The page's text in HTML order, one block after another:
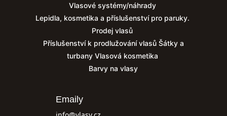
Vlasové systémy/náhrady
Lepidla, kosmetika a příslušenství pro paruky.
Prodej vlasů
Příslušenství k prodlužování vlasů Šátky a
turbany Vlasová kosmetika
Barvy na vlasy
Emaily